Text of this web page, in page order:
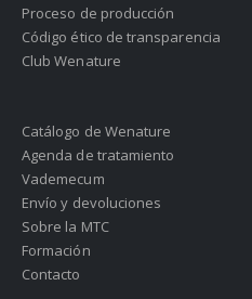
Proceso de producción
Código ético de transparencia
Club Wenature
Catálogo de Wenature
Agenda de tratamiento
Vademecum
Envío y devoluciones
Sobre la MTC
Formación
Contacto